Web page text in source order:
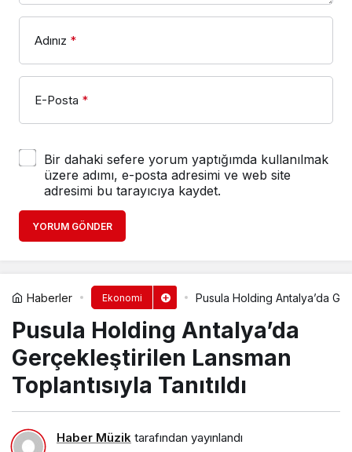
Adınız *
E-Posta *
Bir dahaki sefere yorum yaptığımda kullanılmak
üzere adımı, e-posta adresimi ve web site
adresimi bu tarayıcıya kaydet.
YORUM GÖNDER
Haberler Ekonomi Pusula Holding Antalya’da
Pusula Holding Antalya’da
Gerçekleştirilen Lansman
Toplantısıyla Tanıtıldı
Haber Müzik tarafından yayınlandı